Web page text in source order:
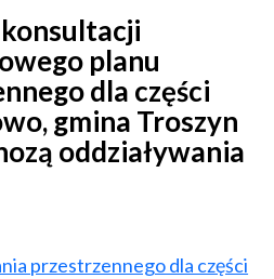
planu
dla części
gmina Troszyn
oddziaływania
przestrzennego dla części